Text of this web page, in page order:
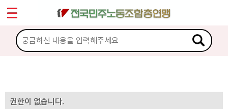
권한이 없습니다.
마이페이지
소개
노동상담